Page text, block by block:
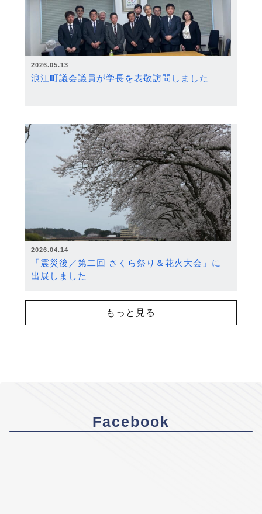
2026.05.13
浪江町議会議員が学長を表敬訪問しました
2026.04.14
「震災後／第二回 さくら祭り＆花火大会」に
出展しました
もっと見る
Facebook